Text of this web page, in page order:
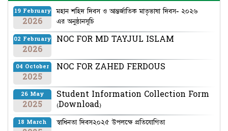
19 February
2026
মহান শহিদ দিবস ও আন্তর্জাতিক মাতৃভাষা দিবস- ২০২৬
এর অনুষ্ঠানসূচি
02 February
2026
NOC FOR MD TAYJUL ISLAM
04 October
2025
NOC FOR ZAHED FERDOUS
26 May
2025
Student Information Collection Form
(Download)
18 March স্বাধিনতা দিবস২০২৫ উপলক্ষে প্রতিযোগিতা